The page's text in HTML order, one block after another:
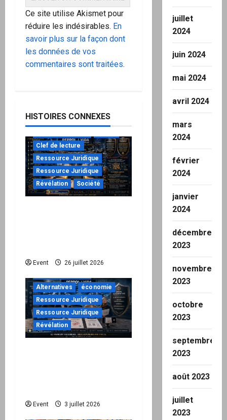
Ce site utilise Akismet pour
réduire les indésirables. En
savoir plus sur la façon dont
les données de vos
commentaires sont traitées.
HISTOIRES CONNEXES
Clef de lecture
Ressource Juridique
Ressource Juridique
Révélation
Société
Event 26 juillet 2026
"URGENT"
Alternatives
économie
Ressource Juridique
Ressource Juridique
Révélation
Event 3 juillet 2026
juillet
2024
juin 2024
mai 2024
avril 2024
mars
2024
février
2024
janvier
2024
décembre
2023
novembre
2023
octobre
2023
septembre
2023
août 2023
juillet
2023